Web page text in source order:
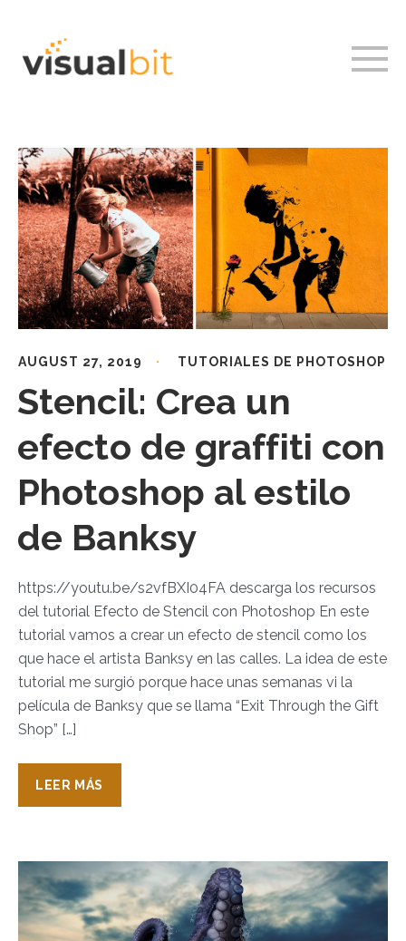
AUGUST 27, 2019 TUTORIALES DE PHOTOSHOP
Stencil: Crea un
efecto de graffiti con
Photoshop al estilo
de Banksy
https://youtu.be/s2vfBXI04FA descarga los recursos
del tutorial Efecto de Stencil con Photoshop En este
tutorial vamos a crear un efecto de stencil como los
que hace el artista Banksy en las calles. La idea de este
tutorial me surgió porque hace unas semanas vi la
película de Banksy que se llama “Exit Through the Gift
Shop” […]
LEER MÁS